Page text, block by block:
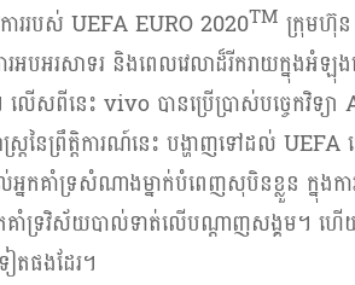
ាររបស់ UEFA EURO 2020TM ក្រុមហ៊ុន
អបអរសាទរ និងពេលវេលាដ៏រីករាយក្នុងអំឡុ
លើសពីនេះ vivo បានប្រើប្រាស់បច្ចេកវិទ្យា
រ្តនៃព្រឹត្តិការណ៍នេះ បង្ហាញទៅដល់ UEFA
នកគាំទ្រសំណាងម្នាក់បំពេញសុបិនខ្លួន ក្នុងការ
គាំទ្រវិស័យបាល់ទាត់លើបណ្តាញសង្គម។ ហើ
តផងដែរ។